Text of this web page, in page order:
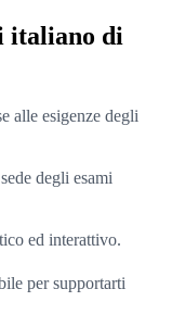
italiano di
alle esigenze degli
degli esami
ed interattivo.
per supportarti